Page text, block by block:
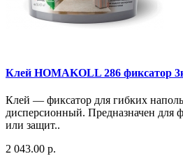
Клей HOMAKOLL 286 фиксатор
Клей — фиксатор для гибких
дисперсионный​. Предназначен для
или защит..
2 043.00 р.